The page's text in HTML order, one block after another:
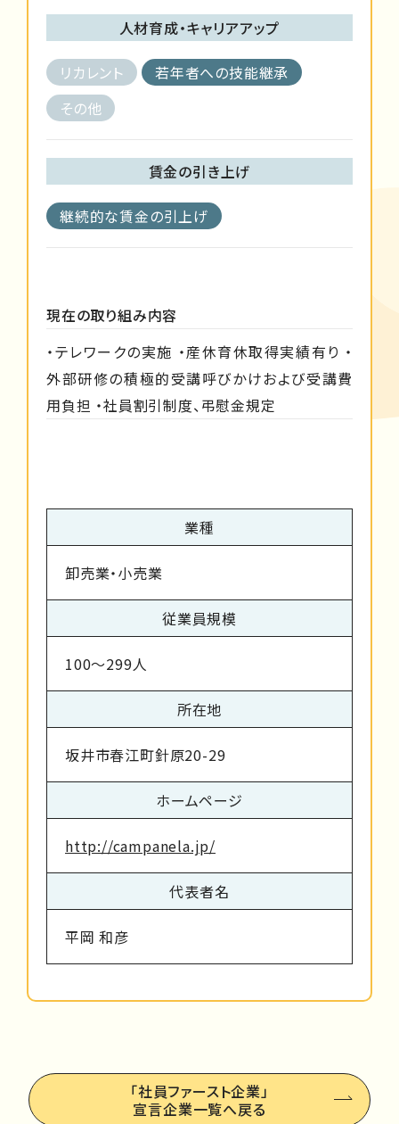
人材育成・キャリアアップ
リカレント
若年者への技能継承
その他
賃金の引き上げ
継続的な賃金の引上げ
現在の取り組み内容
・テレワークの実施 ・産休育休取得実績有り ・
外部研修の積極的受講呼びかけおよび受講費
用負担 ・社員割引制度、弔慰金規定
業種
卸売業・小売業
従業員規模
100～299人
所在地
坂井市春江町針原20-29
ホームページ
http://campanela.jp/
代表者名
平岡 和彦
「社員ファースト企業」
宣言企業一覧へ戻る